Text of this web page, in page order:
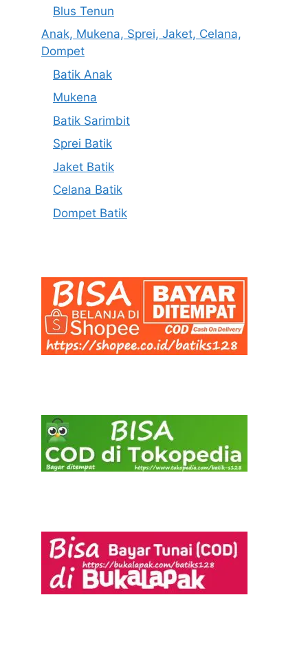
Blus Tenun
Anak, Mukena, Sprei, Jaket, Celana,
Dompet
Batik Anak
Mukena
Batik Sarimbit
Sprei Batik
Jaket Batik
Celana Batik
Dompet Batik